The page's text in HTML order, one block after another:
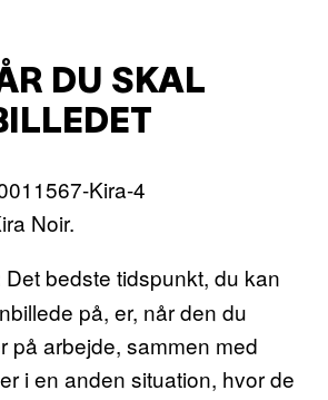
DU SKAL
Noir.
Det bedste tidspunkt, du kan
på, er, når den du
på arbejde, sammen med
i en anden situation, hvor de